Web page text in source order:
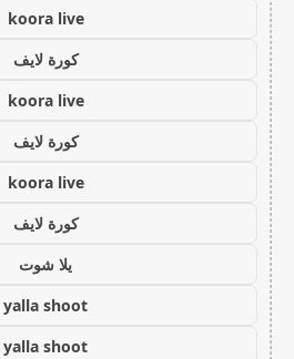
koora live
كورة لايف
koora live
كورة لايف
koora live
كورة لايف
يلا شوت
yalla shoot
yalla shoot